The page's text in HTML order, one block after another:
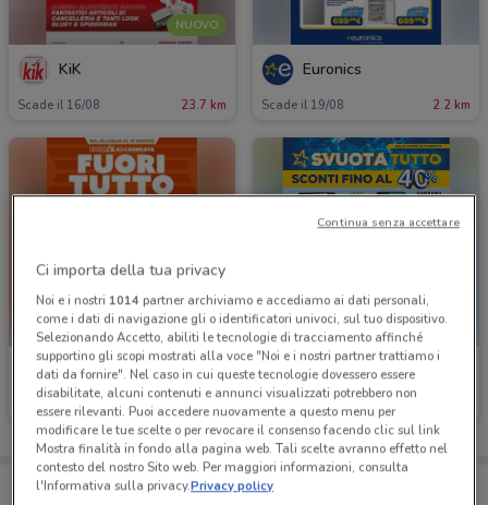
NUOVO
KiK
Scade il 16/08 23.7 km
Euronics
Scade il 19/08 2.2 km
Expert
Scade il 19/08 7.5 km
Euronics
Scade il 19/08
Porta DoveConviene sempre con te!
Ci importa della tua privacy
Noi e i nostri 1014partner archiviamo e accediamo ai dati personali,
come i dati di navigazione gli o identificatori univoci, sul tuo dispositivo.
Selezionando Accetto, abiliti le tecnologie di tracciamento affinché
supportino gli scopi mostrati alla voce "Noi e i nostri partner trattiamo i
dati da fornire". Nel caso in cui queste tecnologie dovessero essere
disabilitate, alcuni contenuti e annunci visualizzati potrebbero non
essere rilevanti. Puoi accedere nuovamente a questo menu per
modificare le tue scelte o per revocare il consenso facendo clic sul link
Mostra finalità in fondo alla pagina web. Tali scelte avranno effetto nel
contesto del nostro Sito web. Per maggiori informazioni, consulta
l'Informativa sulla privacy.Privacy policy
Continua senza accettare